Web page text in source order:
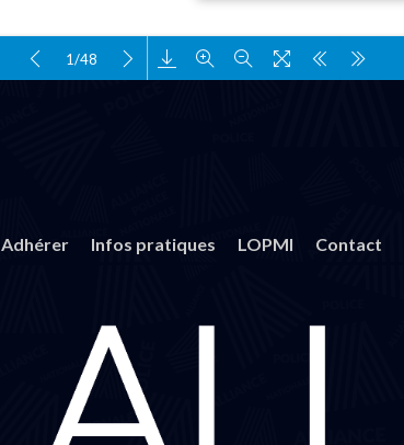
Adhérer Infos pratiques LOPMI Contact
1/48